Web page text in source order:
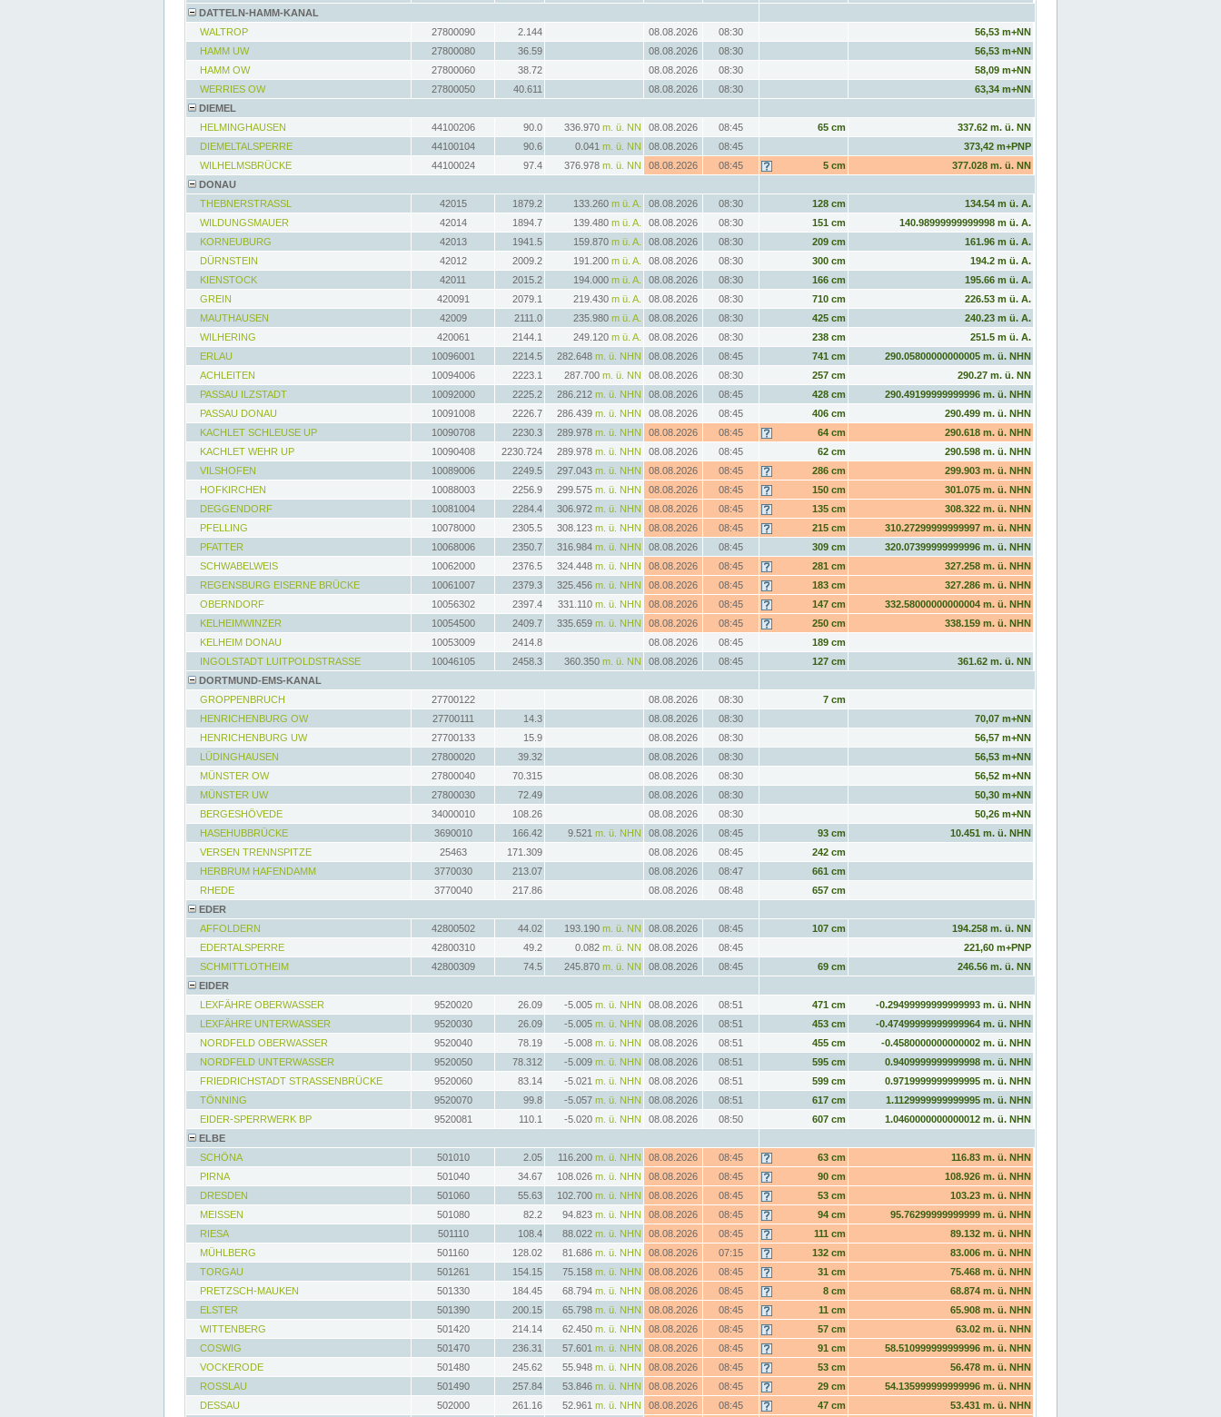
DATTELN-HAMM-KANAL
WALTROP
27800090 2.144 08.08.2026 08:30
56,53 m+NN
HAMM UW
27800080 36.59 08.08.2026 08:30
56,53 m+NN
HAMM OW
27800060 38.72 08.08.2026 08:30
58,09 m+NN
WERRIES OW
27800050 40.611 08.08.2026 08:30
63,34 m+NN
DIEMEL
HELMINGHAUSEN
44100206 90.0 336.970 m. ü. NN 08.08.2026 08:45 65 cm
337.62 m. ü. NN
DIEMELTALSPERRE
44100104 90.6 0.041 m. ü. NN 08.08.2026 08:45
373,42 m+PNP
WILHELMSBRÜCKE
44100024 97.4 376.978 m. ü. NN 08.08.2026 08:45 5 cm
377.028 m. ü. NN
DONAU
THEBNERSTRASSL
42015 1879.2 133.260 m ü. A. 08.08.2026 08:30 128 cm
134.54 m ü. A.
WILDUNGSMAUER
42014 1894.7 139.480 m ü. A. 08.08.2026 08:30 151 cm
140.98999999999998 m ü. A.
KORNEUBURG
42013 1941.5 159.870 m ü. A. 08.08.2026 08:30 209 cm
161.96 m ü. A.
DÜRNSTEIN
42012 2009.2 191.200 m ü. A. 08.08.2026 08:30 300 cm
194.2 m ü. A.
KIENSTOCK
42011 2015.2 194.000 m ü. A. 08.08.2026 08:30 166 cm
195.66 m ü. A.
GREIN
420091 2079.1 219.430 m ü. A. 08.08.2026 08:30 710 cm
226.53 m ü. A.
MAUTHAUSEN
42009 2111.0 235.980 m ü. A. 08.08.2026 08:30 425 cm
240.23 m ü. A.
WILHERING
420061 2144.1 249.120 m ü. A. 08.08.2026 08:30 238 cm
251.5 m ü. A.
ERLAU
10096001 2214.5 282.648 m. ü. NHN 08.08.2026 08:45 741 cm
290.05800000000005 m. ü. NHN
ACHLEITEN
10094006 2223.1 287.700 m. ü. NN 08.08.2026 08:30 257 cm
290.27 m. ü. NN
PASSAU ILZSTADT
10092000 2225.2 286.212 m. ü. NHN 08.08.2026 08:45 428 cm
290.49199999999996 m. ü. NHN
PASSAU DONAU
10091008 2226.7 286.439 m. ü. NHN 08.08.2026 08:45 406 cm
290.499 m. ü. NHN
KACHLET SCHLEUSE UP
10090708 2230.3 289.978 m. ü. NHN 08.08.2026 08:45 64 cm
290.618 m. ü. NHN
KACHLET WEHR UP
10090408 2230.724 289.978 m. ü. NHN 08.08.2026 08:45 62 cm
290.598 m. ü. NHN
VILSHOFEN
10089006 2249.5 297.043 m. ü. NHN 08.08.2026 08:45 286 cm
299.903 m. ü. NHN
HOFKIRCHEN
10088003 2256.9 299.575 m. ü. NHN 08.08.2026 08:45 150 cm
301.075 m. ü. NHN
DEGGENDORF
10081004 2284.4 306.972 m. ü. NHN 08.08.2026 08:45 135 cm
308.322 m. ü. NHN
PFELLING
10078000 2305.5 308.123 m. ü. NHN 08.08.2026 08:45 215 cm
310.27299999999997 m. ü. NHN
PFATTER
10068006 2350.7 316.984 m. ü. NHN 08.08.2026 08:45 309 cm
320.07399999999996 m. ü. NHN
SCHWABELWEIS
10062000 2376.5 324.448 m. ü. NHN 08.08.2026 08:45 281 cm
327.258 m. ü. NHN
REGENSBURG EISERNE BRÜCKE
10061007 2379.3 325.456 m. ü. NHN 08.08.2026 08:45 183 cm
327.286 m. ü. NHN
OBERNDORF
10056302 2397.4 331.110 m. ü. NHN 08.08.2026 08:45 147 cm
332.58000000000004 m. ü. NHN
KELHEIMWINZER
10054500 2409.7 335.659 m. ü. NHN 08.08.2026 08:45 250 cm
338.159 m. ü. NHN
KELHEIM DONAU
10053009 2414.8 08.08.2026 08:45
189 cm
INGOLSTADT LUITPOLDSTRASSE
10046105 2458.3 360.350 m. ü. NN 08.08.2026 08:45 127 cm
361.62 m. ü. NN
DORTMUND-EMS-KANAL
GROPPENBRUCH
27700122 08.08.2026 08:30
7 cm
HENRICHENBURG OW
27700111 14.3 08.08.2026 08:30
70,07 m+NN
HENRICHENBURG UW
27700133 15.9 08.08.2026 08:30
56,57 m+NN
LÜDINGHAUSEN
27800020 39.32 08.08.2026 08:30
56,53 m+NN
MÜNSTER OW
27800040 70.315 08.08.2026 08:30
56,52 m+NN
MÜNSTER UW
27800030 72.49 08.08.2026 08:30
50,30 m+NN
BERGESHÖVEDE
34000010 108.26 08.08.2026 08:30
50,26 m+NN
HASEHUBBRÜCKE
3690010 166.42 9.521 m. ü. NHN 08.08.2026 08:45 93 cm
10.451 m. ü. NHN
VERSEN TRENNSPITZE
25463 171.309 08.08.2026 08:45
242 cm
HERBRUM HAFENDAMM
3770030 213.07 08.08.2026 08:47
661 cm
RHEDE
3770040 217.86 08.08.2026 08:48
657 cm
EDER
AFFOLDERN
42800502 44.02 193.190 m. ü. NN 08.08.2026 08:45 107 cm
194.258 m. ü. NN
EDERTALSPERRE
42800310 49.2 0.082 m. ü. NN 08.08.2026 08:45
221,60 m+PNP
SCHMITTLOTHEIM
42800309 74.5 245.870 m. ü. NN 08.08.2026 08:45 69 cm
246.56 m. ü. NN
EIDER
LEXFÄHRE OBERWASSER
9520020 26.09 -5.005 m. ü. NHN 08.08.2026 08:51 471 cm
-0.29499999999999993 m. ü. NHN
LEXFÄHRE UNTERWASSER
9520030 26.09 -5.005 m. ü. NHN 08.08.2026 08:51 453 cm
-0.47499999999999964 m. ü. NHN
NORDFELD OBERWASSER
9520040 78.19 -5.008 m. ü. NHN 08.08.2026 08:51 455 cm
-0.4580000000000002 m. ü. NHN
NORDFELD UNTERWASSER
9520050 78.312 -5.009 m. ü. NHN 08.08.2026 08:51 595 cm
0.9409999999999998 m. ü. NHN
FRIEDRICHSTADT STRASSENBRÜCKE
9520060 83.14 -5.021 m. ü. NHN 08.08.2026 08:51 599 cm
0.9719999999999995 m. ü. NHN
TÖNNING
9520070 99.8 -5.057 m. ü. NHN 08.08.2026 08:51 617 cm
1.1129999999999995 m. ü. NHN
EIDER-SPERRWERK BP
9520081 110.1 -5.020 m. ü. NHN 08.08.2026 08:50 607 cm
1.0460000000000012 m. ü. NHN
ELBE
SCHÖNA
501010 2.05 116.200 m. ü. NHN 08.08.2026 08:45 63 cm
116.83 m. ü. NHN
PIRNA
501040 34.67 108.026 m. ü. NHN 08.08.2026 08:45 90 cm
108.926 m. ü. NHN
DRESDEN
501060 55.63 102.700 m. ü. NHN 08.08.2026 08:45 53 cm
103.23 m. ü. NHN
MEISSEN
501080 82.2 94.823 m. ü. NHN 08.08.2026 08:45 94 cm
95.76299999999999 m. ü. NHN
RIESA
501110 108.4 88.022 m. ü. NHN 08.08.2026 08:45 111 cm
89.132 m. ü. NHN
MÜHLBERG
501160 128.02 81.686 m. ü. NHN 08.08.2026 07:15 132 cm
83.006 m. ü. NHN
TORGAU
501261 154.15 75.158 m. ü. NHN 08.08.2026 08:45 31 cm
75.468 m. ü. NHN
PRETZSCH-MAUKEN
501330 184.45 68.794 m. ü. NHN 08.08.2026 08:45 8 cm
68.874 m. ü. NHN
ELSTER
501390 200.15 65.798 m. ü. NHN 08.08.2026 08:45 11 cm
65.908 m. ü. NHN
WITTENBERG
501420 214.14 62.450 m. ü. NHN 08.08.2026 08:45 57 cm
63.02 m. ü. NHN
COSWIG
501470 236.31 57.601 m. ü. NHN 08.08.2026 08:45 91 cm
58.510999999999996 m. ü. NHN
VOCKERODE
501480 245.62 55.948 m. ü. NHN 08.08.2026 08:45 53 cm
56.478 m. ü. NHN
ROSSLAU
501490 257.84 53.846 m. ü. NHN 08.08.2026 08:45 29 cm
54.135999999999996 m. ü. NHN
DESSAU
502000 261.16 52.961 m. ü. NHN 08.08.2026 08:45 47 cm
53.431 m. ü. NHN